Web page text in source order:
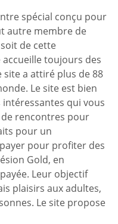
spécial conçu pour
autre membre de
de cette
toujours des
site a attiré plus de 88
Le site est bien
qui vous
rencontres pour
pour un
pour profiter des
Gold, en
Leur objectif
plaisirs aux adultes,
Le site propose